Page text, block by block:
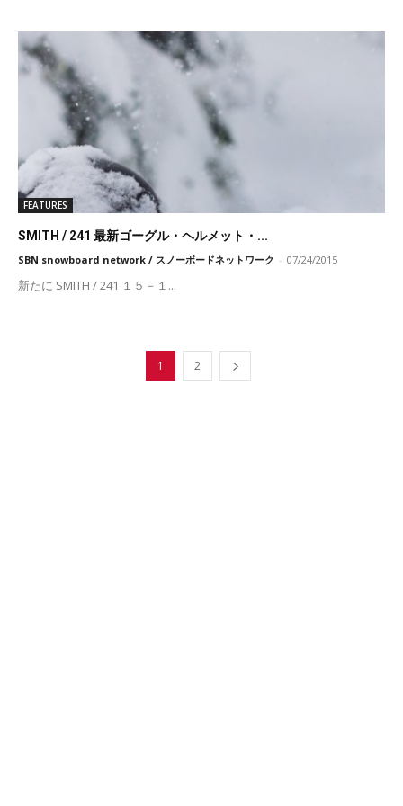
FEATURES
SMITH / 241 最新ゴーグル・ヘルメット・...
SBN snowboard network / スノーボードネットワーク - 07/24/2015
新たに SMITH / 241 １５－１...
1 2